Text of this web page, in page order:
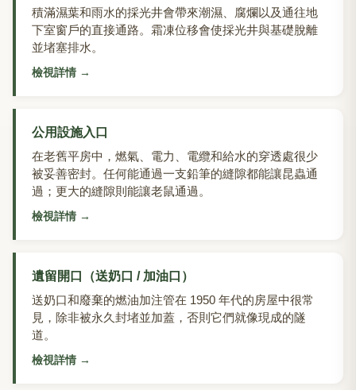
積滿濕葉和雨水的採光井會帶來潮濕、腐爛以及通往地
下室窗戶的直接通路。霜凍位移會使採光井與基礎脫離
並堵塞排水。
檢視詳情 →
公用設施入口
在老舊平房中，燃氣、電力、電纜和給水的穿透處很少
被妥善密封。任何能通過一支鉛筆的縫隙都能讓昆蟲通
過；更大的縫隙則能讓老鼠通過。
檢視詳情 →
遺留開口（送奶口 / 加油口）
送奶口和廢棄的燃油加注管在 1950 年代的房屋中很常
見，除非被永久封堵並加蓋，否則它們就像現成的隧
道。
檢視詳情 →